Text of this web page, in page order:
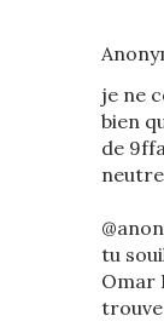
je ne
bien
de
tu
Omar
trouve